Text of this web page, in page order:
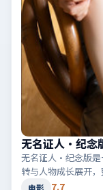
无名证人·纪念
无名证人·纪念版是
转与人物成长展开，
电影 7.7